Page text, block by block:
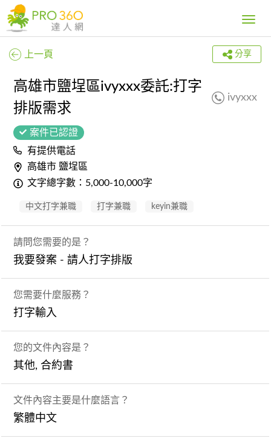
Toggle
上一頁 分享
高雄市鹽埕區ivyxxx委託:打字
排版需求
ivyxxx
案件已認證
有提供電話
高雄市 鹽埕區
文字總字數：5,000-10,000字
中文打字兼職 打字兼職 keyin兼職
請問您需要的是？
我要發案 - 請人打字排版
您需要什麼服務？
打字輸入
您的文件內容是？
其他, 合約書
文件內容主要是什麼語言？
繁體中文